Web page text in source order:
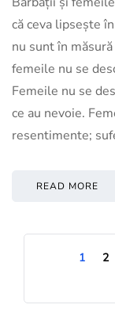
că ceva lipsește
nu sunt în
femeile nu se
Femeile nu se
ce au nevoie.
resentimente;
READ MORE
1 2